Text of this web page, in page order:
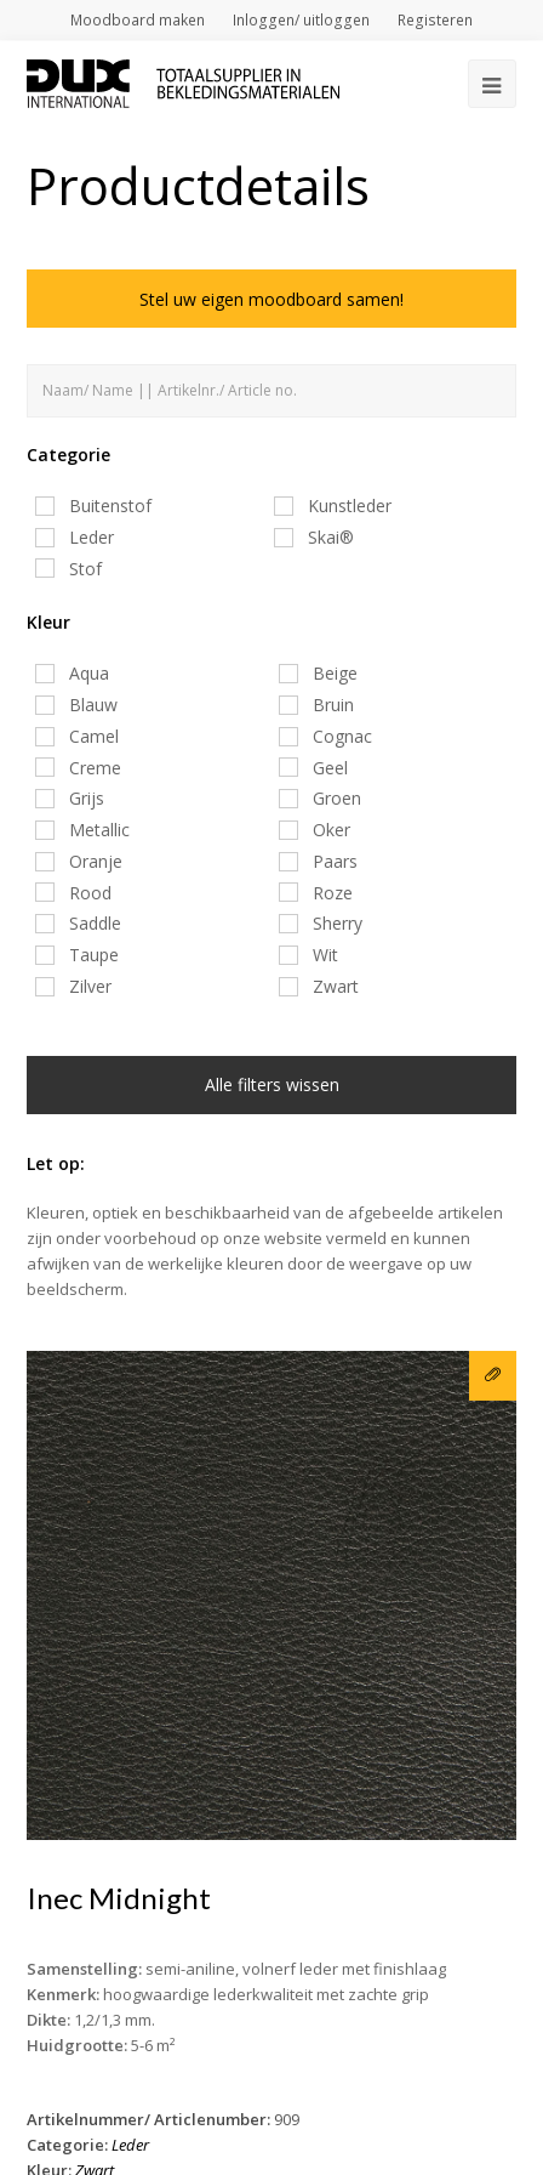
Moodboard maken Inloggen/ uitloggen Registeren
Productdetails
Stel uw eigen moodboard samen!
Categorie
Buitenstof
Kunstleder
Leder
Skai®
Stof
Kleur
Aqua
Beige
Blauw
Bruin
Camel
Cognac
Creme
Geel
Grijs
Groen
Metallic
Oker
Oranje
Paars
Rood
Roze
Saddle
Sherry
Taupe
Wit
Zilver
Zwart
Alle filters wissen
Let op:
Kleuren, optiek en beschikbaarheid van de afgebeelde artikelen
zijn onder voorbehoud op onze website vermeld en kunnen
afwijken van de werkelijke kleuren door de weergave op uw
beeldscherm.
Inec Midnight
Samenstelling: semi-aniline, volnerf leder met finishlaag
Kenmerk: hoogwaardige lederkwaliteit met zachte grip
Dikte: 1,2/1,3 mm.
Huidgrootte:5-6 m²
Artikelnummer/ Articlenumber: 909
Categorie:Leder
Kleur:Zwart